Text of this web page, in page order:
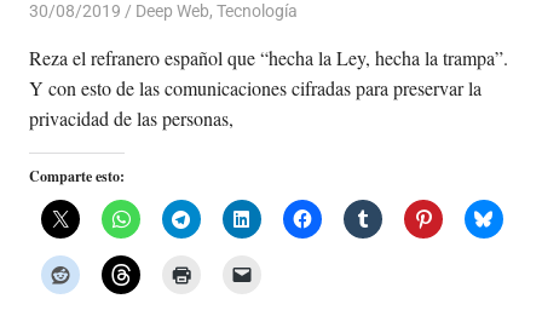
30/08/2019 De todo un Poco
Deep Web, Tecnología
Reza el refranero español que “hecha la Ley, hecha la trampa”.
Y con esto de las comunicaciones cifradas para preservar la
privacidad de las personas,
Comparte esto: